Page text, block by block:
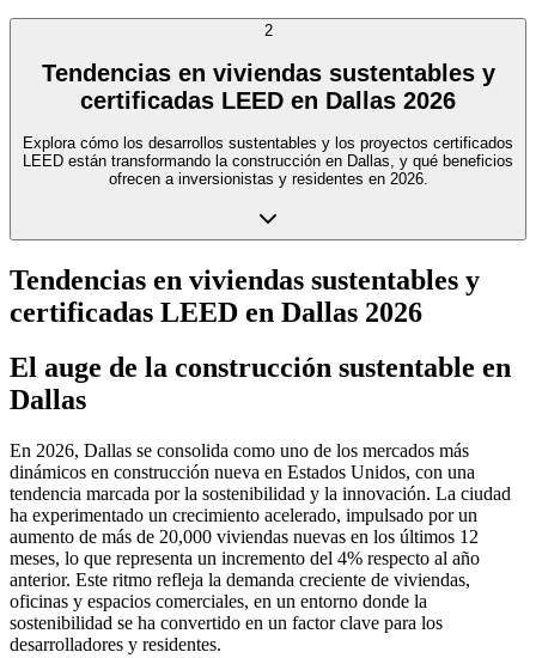
2
Tendencias en viviendas sustentables y
certificadas LEED en Dallas 2026
Explora cómo los desarrollos sustentables y los proyectos certificados
LEED están transformando la construcción en Dallas, y qué beneficios
ofrecen a inversionistas y residentes en 2026.
Tendencias en viviendas sustentables y
certificadas LEED en Dallas 2026
El auge de la construcción sustentable en
Dallas
En 2026, Dallas se consolida como uno de los mercados más
dinámicos en construcción nueva en Estados Unidos, con una
tendencia marcada por la sostenibilidad y la innovación. La ciudad
ha experimentado un crecimiento acelerado, impulsado por un
aumento de más de 20,000 viviendas nuevas en los últimos 12
meses, lo que representa un incremento del 4% respecto al año
anterior. Este ritmo refleja la demanda creciente de viviendas,
oficinas y espacios comerciales, en un entorno donde la
sostenibilidad se ha convertido en un factor clave para los
desarrolladores y residentes.